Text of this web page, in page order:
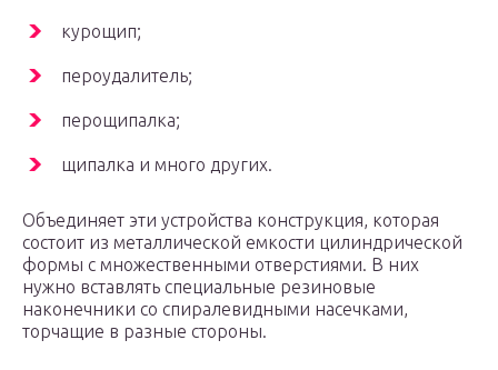
курощип;
пероудалитель;
перощипалка;
щипалка и много других.
Объединяет эти устройства конструкция, которая
состоит из металлической емкости цилиндрической
формы с множественными отверстиями. В них
нужно вставлять специальные резиновые
наконечники со спиралевидными насечками,
торчащие в разные стороны.